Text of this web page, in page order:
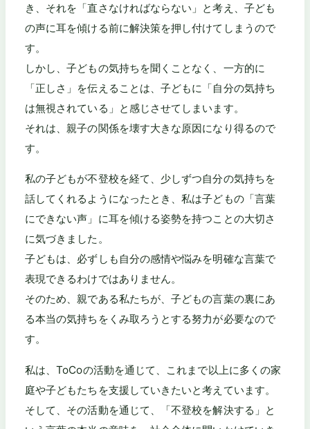
き、それを「直さなければならない」と考え、子ども
の声に耳を傾ける前に解決策を押し付けてしまうので
す。
しかし、子どもの気持ちを聞くことなく、一方的に
「正しさ」を伝えることは、子どもに「自分の気持ち
は無視されている」と感じさせてしまいます。
それは、親子の関係を壊す大きな原因になり得るので
す。
私の子どもが不登校を経て、少しずつ自分の気持ちを
話してくれるようになったとき、私は子どもの「言葉
にできない声」に耳を傾ける姿勢を持つことの大切さ
に気づきました。
子どもは、必ずしも自分の感情や悩みを明確な言葉で
表現できるわけではありません。
そのため、親である私たちが、子どもの言葉の裏にあ
る本当の気持ちをくみ取ろうとする努力が必要なので
す。
私は、ToCoの活動を通じて、これまで以上に多くの家
庭や子どもたちを支援していきたいと考えています。
そして、その活動を通じて、「不登校を解決する」と